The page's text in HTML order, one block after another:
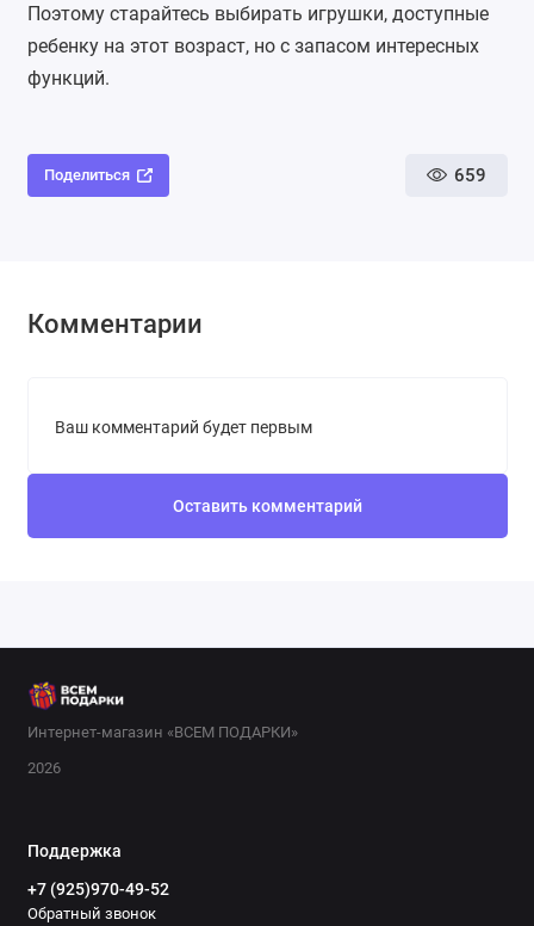
Поэтому старайтесь выбирать игрушки, доступные
ребенку на этот возраст, но с запасом интересных
функций.
Поделиться 659
Комментарии
Ваш комментарий будет первым
Оставить комментарий
Интернет-магазин «ВСЕМ ПОДАРКИ»
2026
Поддержка
+7 (925)970-49-52
Обратный звонок